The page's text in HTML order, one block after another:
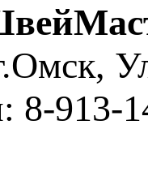
8-913-